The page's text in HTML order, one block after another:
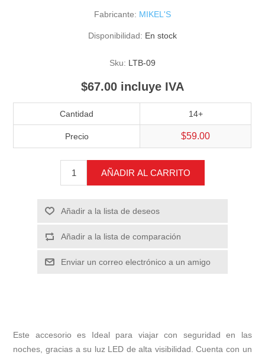
Fabricante: MIKEL'S
Disponibilidad: En stock
Sku: LTB-09
$67.00 incluye IVA
Cantidad 14+
Precio $59.00
AÑADIR AL CARRITO
Añadir a la lista de deseos
Añadir a la lista de comparación
Enviar un correo electrónico a un amigo
Este accesorio es Ideal para viajar con seguridad en las
noches, gracias a su luz LED de alta visibilidad. Cuenta con un